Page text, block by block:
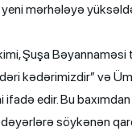
mərhələyə
Şuşa
kədərimizdir” və
edir. Bu
söykənən